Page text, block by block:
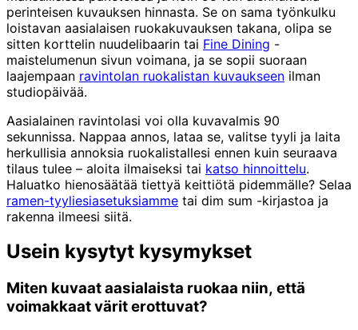
perinteisen kuvauksen hinnasta. Se on sama työnkulku
loistavan aasialaisen ruokakuvauksen takana, olipa se
sitten korttelin nuudelibaarin tai Fine Dining -
maistelumenun sivun voimana, ja se sopii suoraan
laajempaan ravintolan ruokalistan kuvaukseen ilman
studiopäivää.
Aasialainen ravintolasi voi olla kuvavalmis 90
sekunnissa. Nappaa annos, lataa se, valitse tyyli ja laita
herkullisia annoksia ruokalistallesi ennen kuin seuraava
tilaus tulee – aloita ilmaiseksi tai katso hinnoittelu.
Haluatko hienosäätää tiettyä keittiötä pidemmälle? Selaa
ramen-tyyliesiasetuksiamme tai dim sum -kirjastoa ja
rakenna ilmeesi siitä.
Usein kysytyt kysymykset
Miten kuvaat aasialaista ruokaa niin, että
voimakkaat värit erottuvat?